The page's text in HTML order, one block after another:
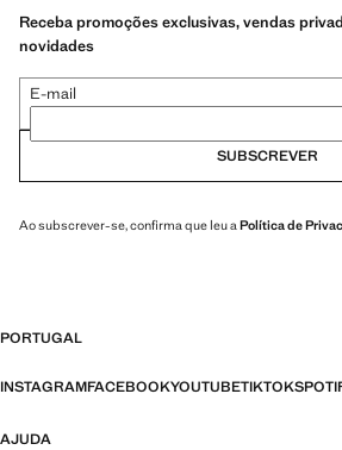
Receba promoções exclusivas, vendas
novidades
E-mail
SUBSCREVER
Ao subscrever-se, confirma que leu a Política de
PORTUGAL
INSTAGRAMFACEBOOKYOUTUBETIKTOK
AJUDA